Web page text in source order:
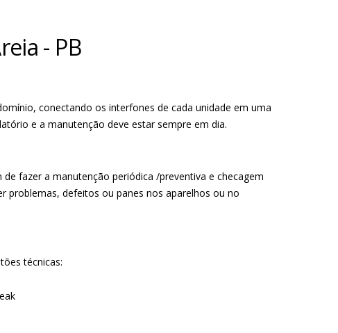
- PB
conectando os interfones de cada unidade em uma
e a manutenção deve estar sempre em dia.
fazer a manutenção periódica /preventiva e checagem
defeitos ou panes nos aparelhos ou no
técnicas: